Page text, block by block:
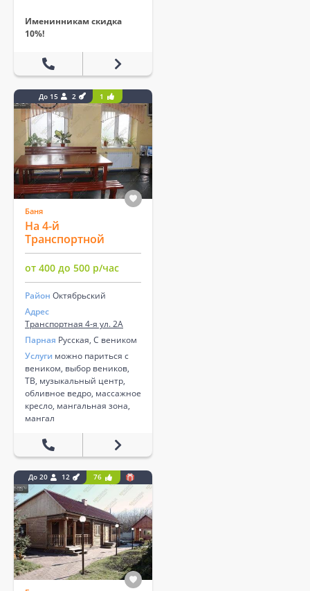
Именинникам скидка
10%!
До 15 2 1
Баня
На 4-й
Транспортной
от 400 до 500 р/час
Район Октябрьский
Адрес
Транспортная 4-я ул. 2А
Парная Русская, С веником
Услуги можно париться с
веником, выбор веников,
ТВ, музыкальный центр,
обливное ведро, массажное
кресло, мангальная зона,
мангал
До 20 12 76